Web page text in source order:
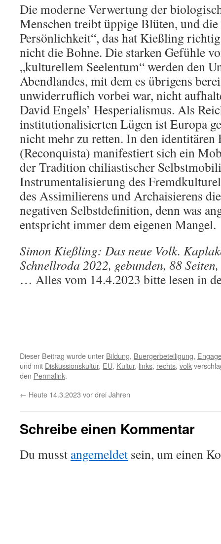
Die moderne Verwertung der
Menschen treibt üppige Blüten, und
Persönlichkeit“, das hat Kießling
nicht die Bohne. Die starken Gefühle
„kulturellem Seelentum“ werden den
Abendlandes, mit dem es übrigens
unwiderruflich vorbei war, nicht
David Engels’ Hesperialismus. Als
institutionalisierten Lügen ist Europa
nicht mehr zu retten. In den identitären
(Reconquista) manifestiert sich ein
der Tradition chiliastischer
Instrumentalisierung des
des Assimilierens und Archaisierens
negativen Selbstdefinition, denn was
entspricht immer dem eigenen Mangel.
Simon Kießling: Das neue Volk.
Schnellroda 2022, gebunden, 88
… Alles vom 14.4.2023 bitte lesen in
Dieser Beitrag wurde unter Bildung, Buergerbeteiligung,
und mit Diskussionskultur, EU, Kultur, links, rechts, volk
den Permalink.
← Heute 14.3.2023 vor drei Jahren
Schreibe einen Kommentar
Du musst angemeldet sein, um einen